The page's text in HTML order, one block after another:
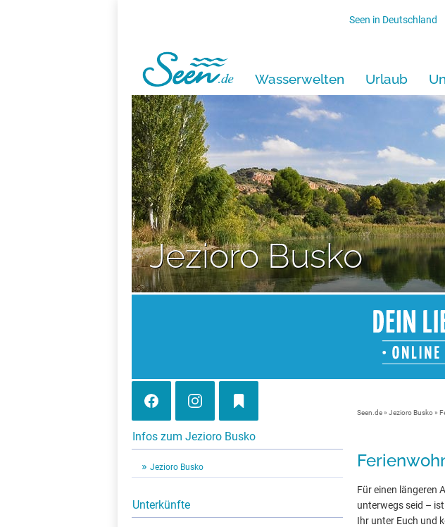
Seen in Deutschland
Wasserwelten Urlaub
Jezioro Busko
Infos zum Jezioro Busko
Jezioro Busko
Unterkünfte
Seen.de» Jezioro Busko»
Für einen längeren
unterwegs seid –
Ihr unter Euch und